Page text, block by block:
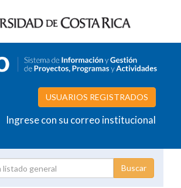
USUARIOS REGISTRADOS
Ingrese con su correo institucional